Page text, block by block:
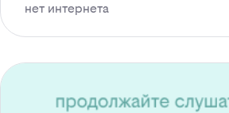
нет интернета